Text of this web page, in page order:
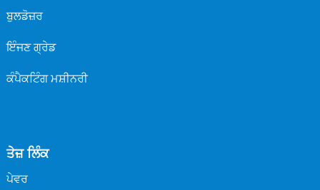
ਬੁਲਡੋਜ਼ਰ
ਇੰਜਣ ਗ੍ਰੇਡ
ਕੰਪੈਕਟਿੰਗ ਮਸ਼ੀਨਰੀ
ਤੇਜ਼ ਲਿੰਕ
ਪੇਵਰ